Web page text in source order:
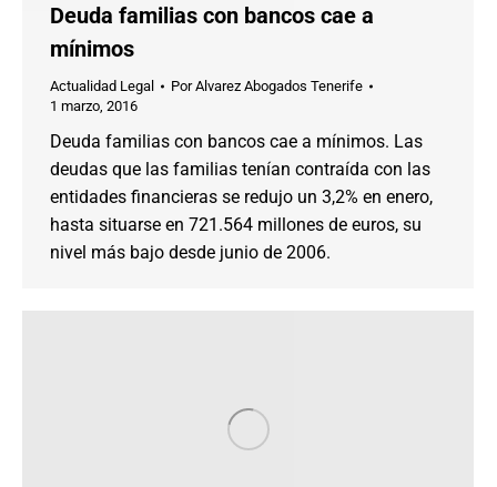
Deuda familias con bancos cae a
mínimos
Actualidad Legal PorAlvarez Abogados Tenerife
1 marzo, 2016
Deuda familias con bancos cae a mínimos. Las
deudas que las familias tenían contraída con las
entidades financieras se redujo un 3,2% en enero,
hasta situarse en 721.564 millones de euros, su
nivel más bajo desde junio de 2006.